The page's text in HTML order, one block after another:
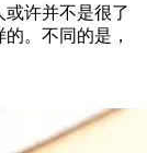
许并不是很了
。不同的是，